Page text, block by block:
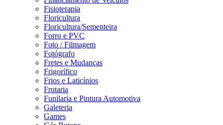
Fisioterapia
Floricultura
Floricultura/Sementeira
Forro e PVC
Foto / Filmagem
Fotógrafo
Fretes e Mudanças
Frigorífico
Frios e Laticínios
Frutaria
Funilaria e Pintura Automotiva
Galeteria
Games